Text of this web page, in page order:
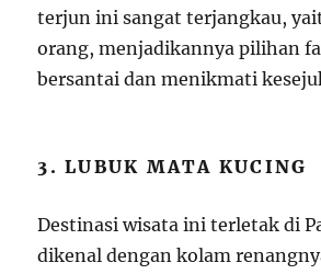
terjun ini sangat terjangkau,
orang, menjadikannya pilihan
bersantai dan menikmati
3. LUBUK MATA KUCING
Destinasi wisata ini terletak di
dikenal dengan kolam